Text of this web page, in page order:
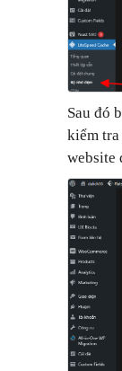
Sau đó
kiểm
website